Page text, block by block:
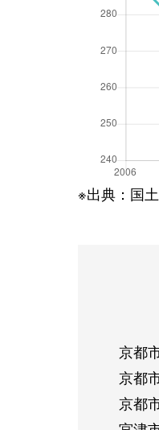
※出典：国
京都
京都
京都